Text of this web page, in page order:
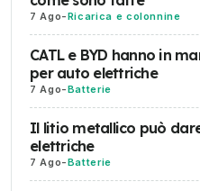
7 Ago-Ricarica e colonnine
CATL e BYD hanno in
per auto elettriche
7 Ago-Batterie
Il litio metallico può
elettriche
7 Ago-Batterie